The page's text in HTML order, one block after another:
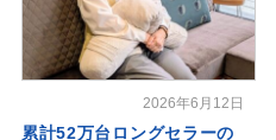
2026年6月12日
累計52万台ロングセラーの